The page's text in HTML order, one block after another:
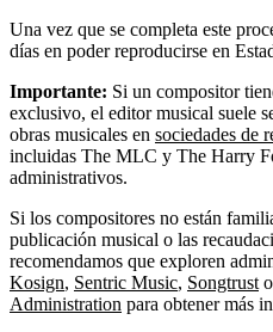
Una vez que se completa este
días en poder reproducirse en
Importante: Si un compositor
exclusivo, el editor musical suele
obras musicales en sociedades de
incluidas The MLC y The Harry
administrativos.
Si los compositores no están
publicación musical o las
recomendamos que exploren
Kosign, Sentric Music, Songtrust o
Administration para obtener más